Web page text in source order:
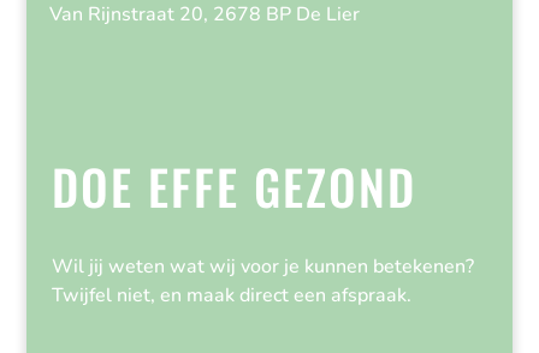
Van Rijnstraat 20, 2678 BP De Lier
DOE EFFE GEZOND
Wil jij weten wat wij voor je kunnen betekenen?
Twijfel niet, en maak direct een afspraak.